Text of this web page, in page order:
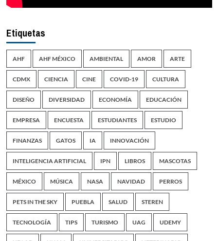
Etiquetas
AHF AHF MÉXICO AMBIENTAL AMOR ARTE
CDMX CIENCIA CINE COVID-19 CULTURA
DISEÑO DIVERSIDAD ECONOMÍA EDUCACIÓN
EMPRESA ENCUESTA ESTUDIANTES ESTUDIO
FINANZAS GATOS IA INNOVACIÓN
INTELIGENCIA ARTIFICIAL IPN LIBROS MASCOTAS
MÉXICO MÚSICA NASA NAVIDAD PERROS
PETS IN THE SKY PUEBLA SALUD STEREN
TECNOLOGÍA TIPS TURISMO UAG UDEMY